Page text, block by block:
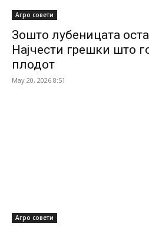
Агро совети
Зошто лубеницата
Најчести грешки што
плодот
May 20, 2026 8:51
Агро совети